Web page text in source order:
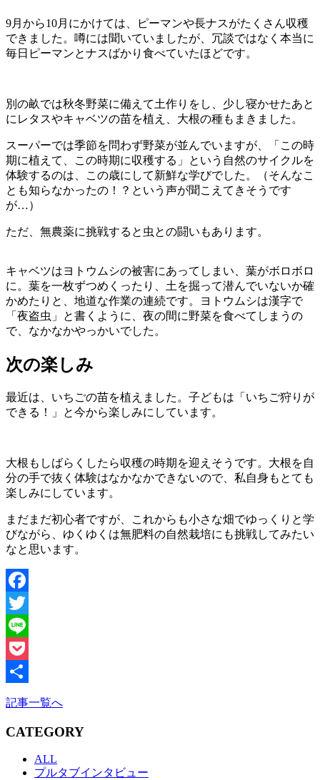
9月から10月にかけては、ピーマンや長ナスがたくさん収穫
できました。噂には聞いていましたが、冗談ではなく本当に
毎日ピーマンとナスばかり食べていたほどです。
別の畝では秋冬野菜に備えて土作りをし、少し寝かせたあと
にレタスやキャベツの苗を植え、大根の種もまきました。
スーパーでは季節を問わず野菜が並んでいますが、「この時
期に植えて、この時期に収穫する」という自然のサイクルを
体験するのは、この歳にして新鮮な学びでした。（そんなこ
とも知らなかったの！？という声が聞こえてきそうです
が…）
ただ、無農薬に挑戦すると虫との闘いもあります。
キャベツはヨトウムシの被害にあってしまい、葉がボロボロ
に。葉を一枚ずつめくったり、土を掘って潜んでいないか確
かめたりと、地道な作業の連続です。ヨトウムシは漢字で
「夜盗虫」と書くように、夜の間に野菜を食べてしまうの
で、なかなかやっかいでした。
次の楽しみ
最近は、いちごの苗を植えました。子どもは「いちご狩りが
できる！」と今から楽しみにしています。
大根もしばらくしたら収穫の時期を迎えそうです。大根を自
分の手で抜く体験はなかなかできないので、私自身もとても
楽しみにしています。
まだまだ初心者ですが、これからも小さな畑でゆっくりと学
びながら、ゆくゆくは無肥料の自然栽培にも挑戦してみたい
なと思います。
Facebook
Twitter
Line
Pocket
記事一覧へ
CATEGORY
ALL
プルタブインタビュー